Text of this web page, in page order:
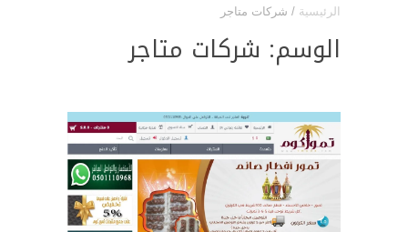
الرئيسية / شركات متاجر
الوسم: شركات متاجر